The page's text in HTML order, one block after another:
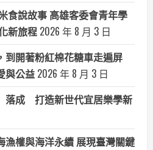
食說故事 高雄客委會青年學
新旅程 2026 年 8 月 3 日
到開著粉紅棉花糖車走遍屏
與公益 2026 年 8 月 3 日
落成 打造新世代宜居樂學新
漁權與海洋永續 展現臺灣關鍵